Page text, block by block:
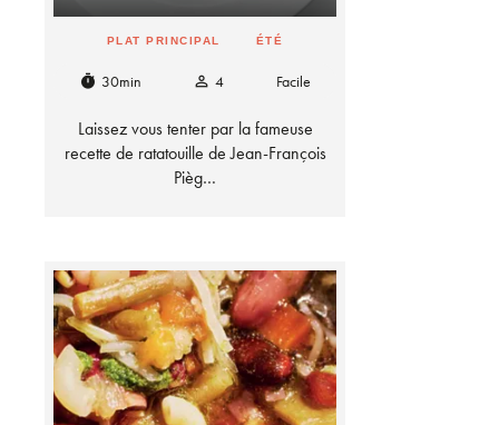
PLAT PRINCIPAL ÉTÉ
timer 30min person_outline 4 Facile
Laissez vous tenter par la fameuse
recette de ratatouille de Jean-François
Pièg…